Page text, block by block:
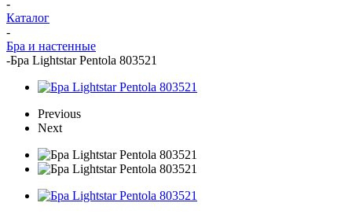
-
Каталог
-
Бра и настенные
-Бра Lightstar Pentola 803521
Previous
Next